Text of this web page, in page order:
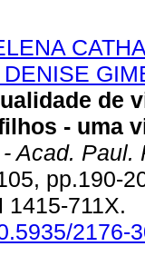
de
- uma
Acad. Paul.
pp.190-
1415-711X.
2176-